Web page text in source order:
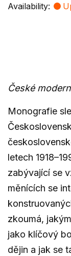
Availability:
České
Monografie
letech
zabývající se
měnících se
zkoumá,
jako klíčový
dějin a jak se